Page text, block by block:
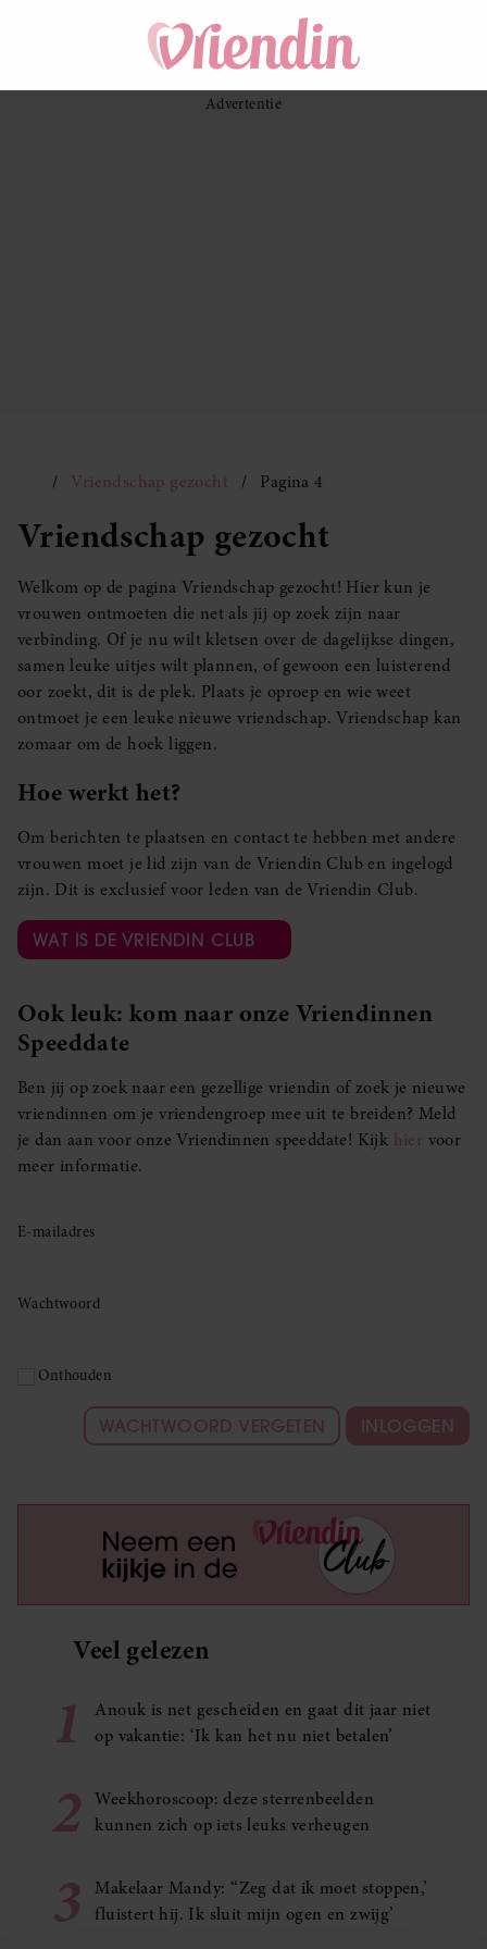
Vriendschap gezocht Pagina 4
Vriendschap gezocht
Welkom op de pagina Vriendschap gezocht! Hier kun je
vrouwen ontmoeten die net als jij op zoek zijn naar
verbinding. Of je nu wilt kletsen over de dagelijkse dingen,
samen leuke uitjes wilt plannen, of gewoon een luisterend
oor zoekt, dit is de plek. Plaats je oproep en wie weet
ontmoet je een leuke nieuwe vriendschap. Vriendschap kan
zomaar om de hoek liggen.
Hoe werkt het?
Om berichten te plaatsen en contact te hebben met andere
vrouwen moet je lid zijn van de Vriendin Club en ingelogd
zijn. Dit is exclusief voor leden van de Vriendin Club.
WAT IS DE VRIENDIN CLUB
Ook leuk: kom naar onze Vriendinnen
Speeddate
Ben jij op zoek naar een gezellige vriendin of zoek je nieuwe
vriendinnen om je vriendengroep mee uit te breiden? Meld
je dan aan voor onze Vriendinnen speeddate! Kijk hier voor
meer informatie.
E-mailadres
Wachtwoord
Onthouden
WACHTWOORD VERGETEN INLOGGEN
Veel gelezen
1
Anouk is net gescheiden en gaat dit jaar niet
op vakantie: ‘Ik kan het nu niet betalen’
2
Weekhoroscoop: deze sterrenbeelden
kunnen zich op iets leuks verheugen
3
Makelaar Mandy: ‘‘Zeg dat ik moet stoppen,’
fluistert hij. Ik sluit mijn ogen en zwijg’